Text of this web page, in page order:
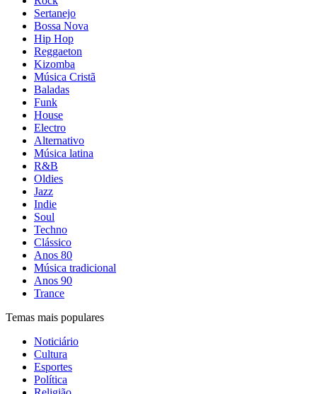
Sertanejo
Bossa Nova
Hip Hop
Reggaeton
Kizomba
Música Cristã
Baladas
Funk
House
Electro
Alternativo
Música latina
R&B
Oldies
Jazz
Indie
Soul
Techno
Clássico
Anos 80
Música tradicional
Anos 90
Trance
Temas mais populares
Noticiário
Cultura
Esportes
Política